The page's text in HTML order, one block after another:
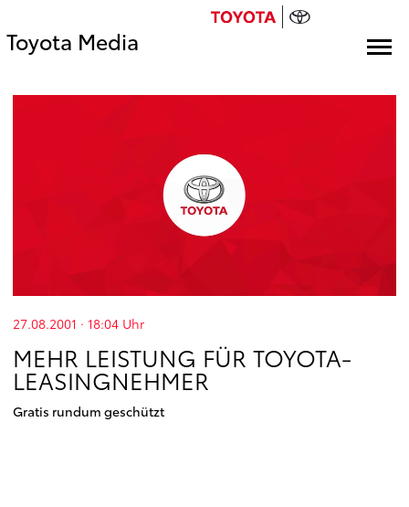
Toyota Media
27.08.2001 · 18:04 Uhr
MEHR LEISTUNG FÜR TOYOTA-
LEASINGNEHMER
Gratis rundum geschützt